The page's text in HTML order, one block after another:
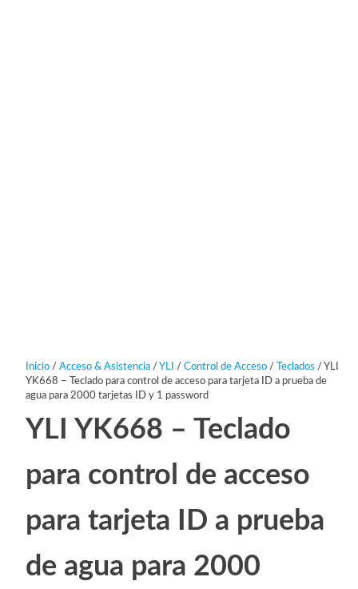
Inicio/ Acceso & Asistencia/ YLI / Control de Acceso/ Teclados / YLI
YK668 – Teclado para control de acceso para tarjeta ID a prueba de
agua para 2000 tarjetas ID y 1 password
YLI YK668 – Teclado
para control de acceso
para tarjeta ID a prueba
de agua para 2000